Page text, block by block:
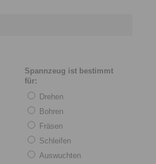
Spannzeug ist bestimmt
für:
Drehen
Bohren
Fräsen
Schleifen
Auswuchten